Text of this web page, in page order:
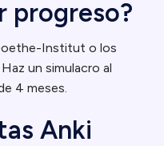
progreso?
Institut o los
un simulacro al
4 meses.
Anki